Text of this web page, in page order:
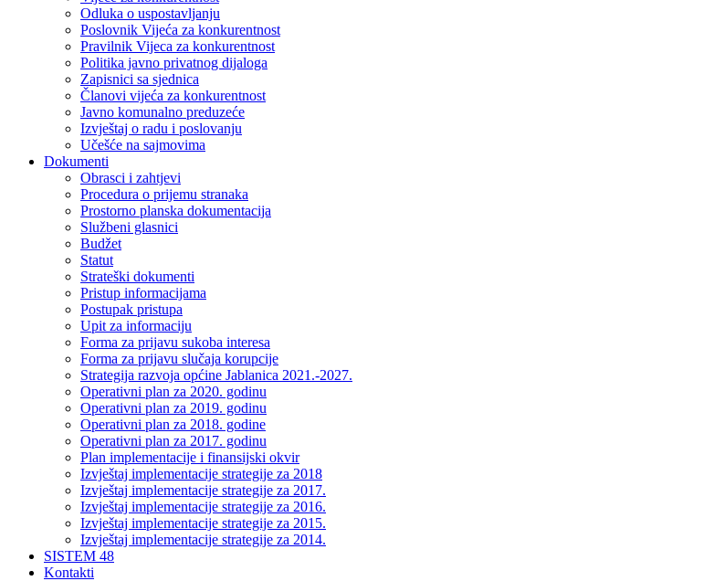
Odluka o uspostavljanju
Poslovnik Vijeća za konkurentnost
Pravilnik Vijeca za konkurentnost
Politika javno privatnog dijaloga
Zapisnici sa sjednica
Članovi vijeća za konkurentnost
Javno komunalno preduzeće
Izvještaj o radu i poslovanju
Učešće na sajmovima
Dokumenti
Obrasci i zahtjevi
Procedura o prijemu stranaka
Prostorno planska dokumentacija
Službeni glasnici
Budžet
Statut
Strateški dokumenti
Pristup informacijama
Postupak pristupa
Upit za informaciju
Forma za prijavu sukoba interesa
Forma za prijavu slučaja korupcije
Strategija razvoja općine Jablanica 2021.-2027.
Operativni plan za 2020. godinu
Operativni plan za 2019. godinu
Operativni plan za 2018. godine
Operativni plan za 2017. godinu
Plan implementacije i finansijski okvir
Izvještaj implementacije strategije za 2018
Izvještaj implementacije strategije za 2017.
Izvještaj implementacije strategije za 2016.
Izvještaj implementacije strategije za 2015.
Izvještaj implementacije strategije za 2014.
SISTEM 48
Kontakti